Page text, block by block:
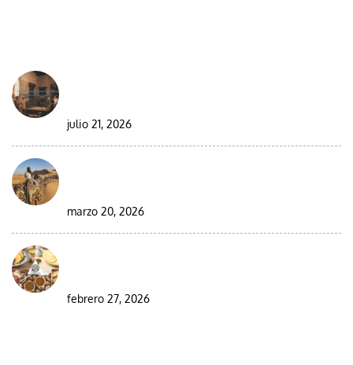
julio 21, 2026
marzo 20, 2026
febrero 27, 2026